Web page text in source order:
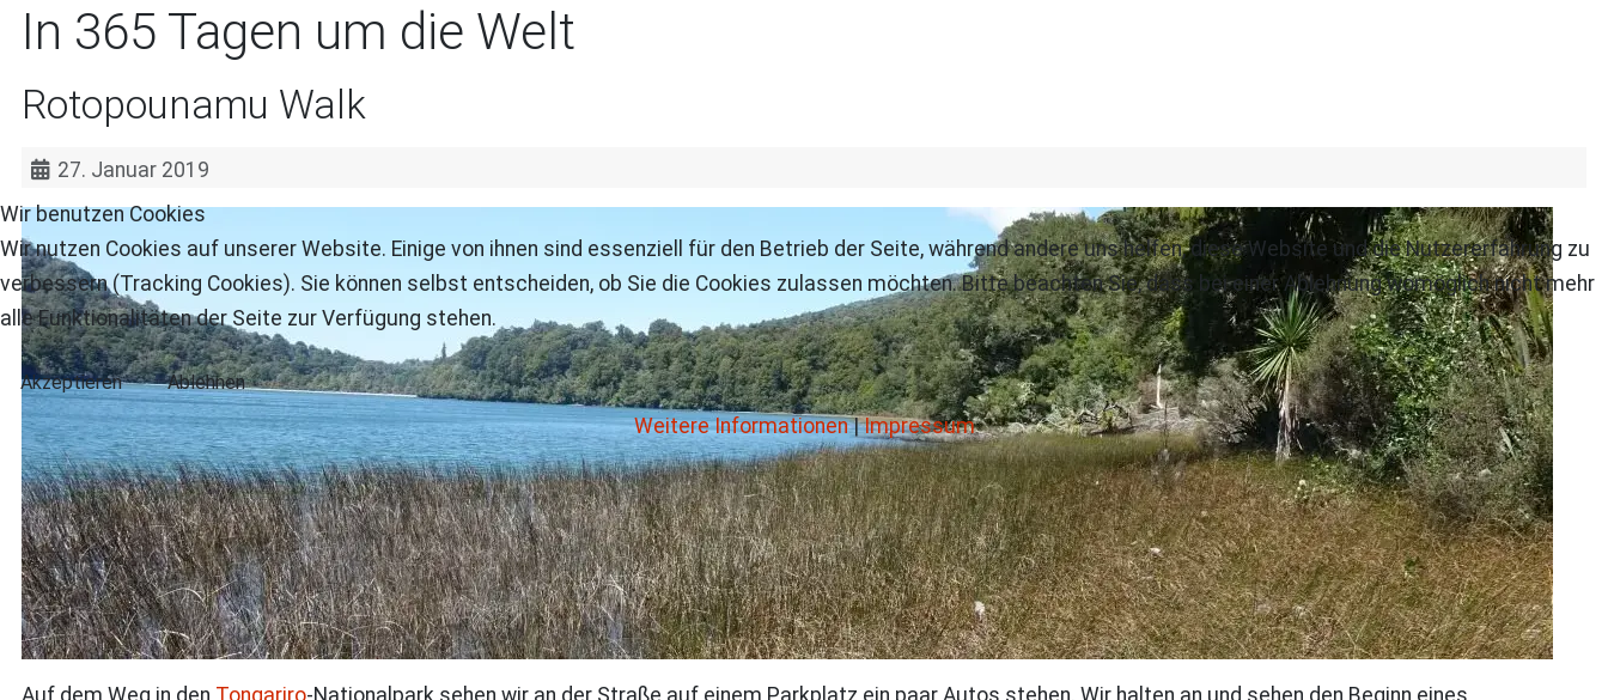
In 365 Tagen um die Welt
Rotopounamu Walk
27. Januar 2019
Auf dem Weg in den Tongariro-Nationalpark sehen wir an der Straße auf einem Parkplatz ein paar Autos stehen. Wir halten an und sehen den Beginn eines
Wir benutzen Cookies
Wir nutzen Cookies auf unserer Website. Einige von ihnen sind essenziell für den Betrieb der Seite, während andere uns helfen, diese Website und die Nutzererfahrung zu
verbessern (Tracking Cookies). Sie können selbst entscheiden, ob Sie die Cookies zulassen möchten. Bitte beachten Sie, dass bei einer Ablehnung womöglich nicht mehr
alle Funktionalitäten der Seite zur Verfügung stehen.
Akzeptieren Ablehnen
Weitere Informationen|Impressum